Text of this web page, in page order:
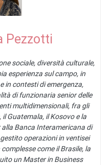
Pezzotti
sociale, diversità culturale,
esperienza sul campo, in
in contesti di emergenza,
di funzionaria senior delle
multidimensionali, fra gli
Guatemala, il Kosovo e la
alla Banca Interamericana di
operazioni in ventisei
come il Brasile, la
un Master in Business